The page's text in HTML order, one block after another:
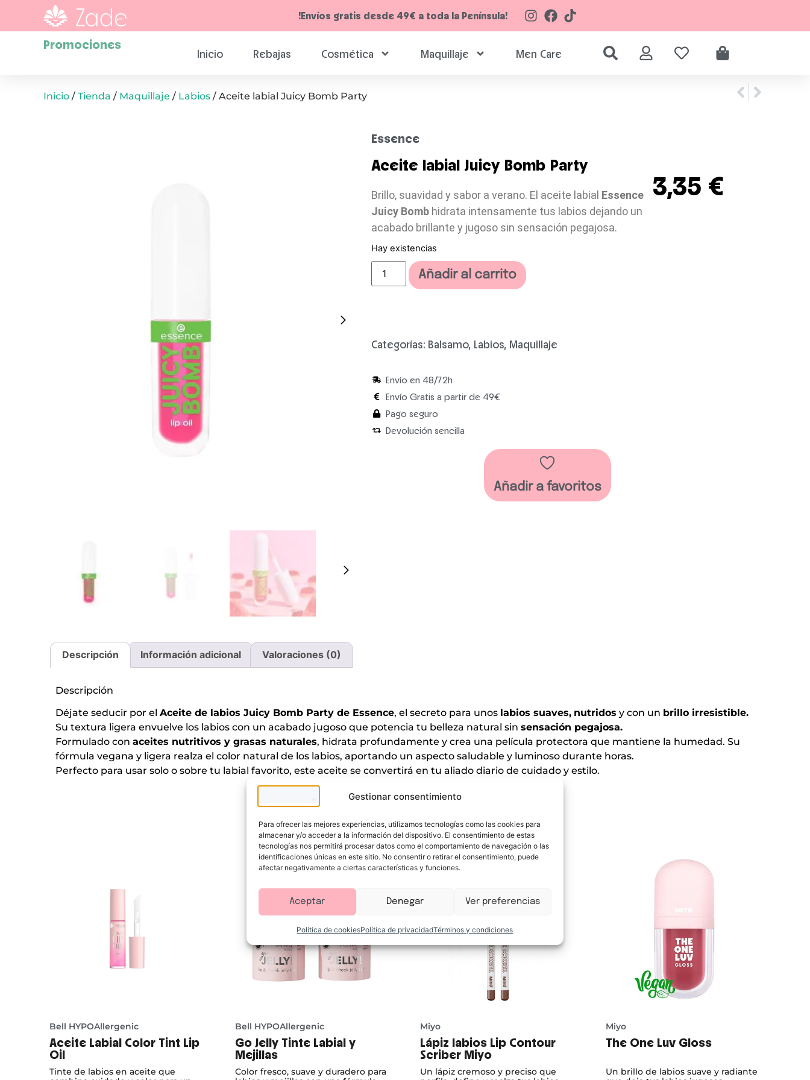
Gestionar consentimiento
Para ofrecer las mejores experiencias, utilizamos tecnologías como las cookies para
almacenar y/o acceder a la información del dispositivo. El consentimiento de estas
tecnologías nos permitirá procesar datos como el comportamiento de navegación o las
identificaciones únicas en este sitio. No consentir o retirar el consentimiento, puede
afectar negativamente a ciertas características y funciones.
Aceptar Denegar Ver preferencias
Política de cookiesPolítica de privacidadTérminos y condiciones
!Envíos gratis desde 49€ a toda la Península!
Promociones
Inicio Rebajas Cosmética Maquillaje Men Care
Inicio / Tienda / Maquillaje / Labios / Aceite labial Juicy Bomb Party
Essence
Aceite labial Juicy Bomb Party
Brillo, suavidad y sabor a verano. El aceite labial Essence
Juicy Bomb hidrata intensamente tus labios dejando un
acabado brillante y jugoso sin sensación pegajosa.
3,35 €
Hay existencias
Añadir al carrito
Categorías: Balsamo, Labios, Maquillaje
Envío en 48/72h
Envío Gratis a partir de 49€
Pago seguro
Devolución sencilla
Añadir a favoritos
Descripción Información adicional Valoraciones (0)
Descripción
Déjate seducir por el Aceite de labios Juicy Bomb Party de Essence, el secreto para unos labios suaves, nutridos y con un brillo irresistible.
Su textura ligera envuelve los labios con un acabado jugoso que potencia tu belleza natural sin sensación pegajosa.
Formulado con aceites nutritivos y grasas naturales, hidrata profundamente y crea una película protectora que mantiene la humedad. Su
fórmula vegana y ligera realza el color natural de los labios, aportando un aspecto saludable y luminoso durante horas.
Perfecto para usar solo o sobre tu labial favorito, este aceite se convertirá en tu aliado diario de cuidado y estilo.
Te puede interesar
Bell HYPOAllergenic
Aceite Labial Color Tint Lip
Oil
Tinte de labios en aceite que
Bell HYPOAllergenic
Go Jelly Tinte Labial y
Mejillas
Color fresco, suave y duradero para
Miyo
Lápiz labios Lip Contour
Scriber Miyo
Un lápiz cremoso y preciso que
Miyo
The One Luv Gloss
Un brillo de labios suave y radiante